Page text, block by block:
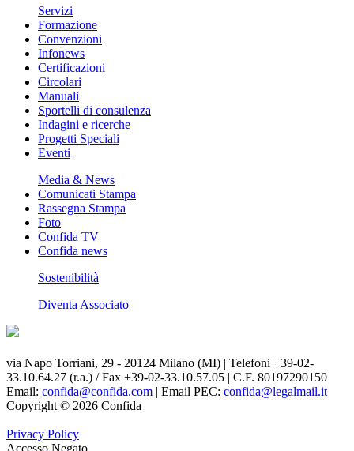
Servizi
Formazione
Convenzioni
Infonews
Certificazioni
Circolari
Manuali
Sportelli di consulenza
Indagini e ricerche
Progetti Speciali
Eventi
Media & News
Comunicati Stampa
Rassegna Stampa
Foto
Confida TV
Confida news
Sostenibilità
Diventa Associato
via Napo Torriani, 29 - 20124 Milano (MI) | Telefoni +39-02-
33.10.64.27 (r.a.) / Fax +39-02-33.10.57.05 | C.F. 80197290150
Email: confida@confida.com | Email PEC: confida@legalmail.it
Copyright © 2026 Confida
Privacy Policy
Accesso Negato